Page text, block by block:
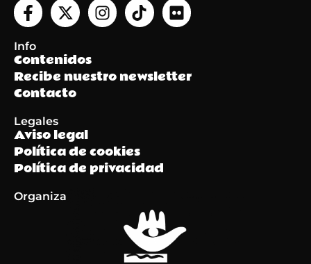
Info
Contenidos
Recibe nuestro newsletter
Contacto
Legales
Aviso legal
Política de cookies
Política de privacidad
Organiza